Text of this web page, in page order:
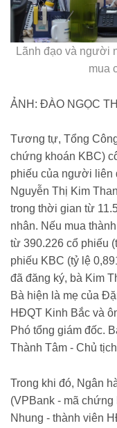
Lãnh đạo và người
mua
ẢNH: ĐÀO NGỌC
Tương tự, Tổng
chứng khoán KBC)
phiếu của người liên
Nguyễn Thị Kim
trong thời gian từ
nhân. Nếu mua
từ 390.226 cổ phiếu
phiếu KBC (tỷ lệ
đã đăng ký, bà Kim
Bà hiện là mẹ của
HĐQT Kinh Bắc và
Phó tổng giám đốc.
Thành Tâm - Chủ
Trong khi đó, Ngân
(VPBank - mã
Nhung - thành viên